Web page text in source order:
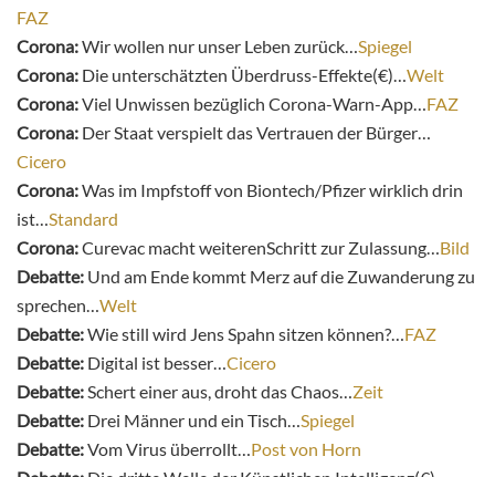
FAZ
Corona:Wir wollen nur unser Leben zurück… Spiegel
Corona: Die unterschätzten Überdruss-Effekte(€)… Welt
Corona:Viel Unwissen bezüglich Corona-Warn-App… FAZ
Corona: Der Staat verspielt das Vertrauen der Bürger…
Cicero
Corona:Was im Impfstoff von Biontech/Pfizer wirklich drin
ist… Standard
Corona:Curevac macht weiterenSchritt zur Zulassung… Bild
Debatte: Und am Ende kommt Merz auf die Zuwanderung zu
sprechen… Welt
Debatte:Wie still wird Jens Spahn sitzen können?… FAZ
Debatte: Digital ist besser… Cicero
Debatte: Schert einer aus, droht das Chaos… Zeit
Debatte: Drei Männer und ein Tisch… Spiegel
Debatte:Vom Virus überrollt… Post von Horn